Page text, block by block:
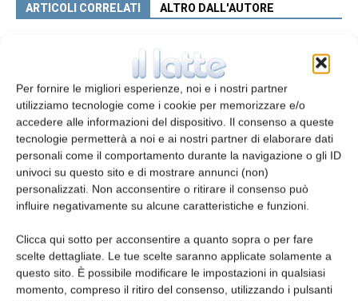
Per fornire le migliori esperienze, noi e i nostri partner
utilizziamo tecnologie come i cookie per memorizzare e/o
accedere alle informazioni del dispositivo. Il consenso a queste
tecnologie permetterà a noi e ai nostri partner di elaborare dati
personali come il comportamento durante la navigazione o gli ID
univoci su questo sito e di mostrare annunci (non)
personalizzati. Non acconsentire o ritirare il consenso può
influire negativamente su alcune caratteristiche e funzioni.
Clicca qui sotto per acconsentire a quanto sopra o per fare
scelte dettagliate. Le tue scelte saranno applicate solamente a
questo sito. È possibile modificare le impostazioni in qualsiasi
momento, compreso il ritiro del consenso, utilizzando i pulsanti
ARTICOLI CORRELATI ALTRO DALL'AUTORE
Dalter riceve finanziamento da Intesa
Sanpaolo
Nuovo direttore generale per Latterie
Vicentine
Lombardia: pronto il Protocollo di